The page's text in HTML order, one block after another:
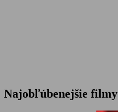
Najobľúbenejšie filmy